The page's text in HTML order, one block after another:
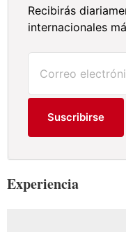
Recibirás
internacionales
Suscribirse
Experiencia